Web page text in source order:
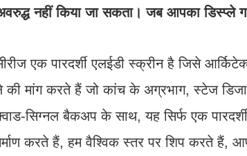
नहीं किया जा सकता। जब आपका डिस्प्ले
एक पारदर्शी एलईडी स्क्रीन है जिसे
की मांग करते हैं जो कांच के अग्रभाग, स्टेज
सिग्नल बैकअप के साथ, यह सिर्फ एक
करते हैं, हम वैश्विक स्तर पर शिप करते हैं,